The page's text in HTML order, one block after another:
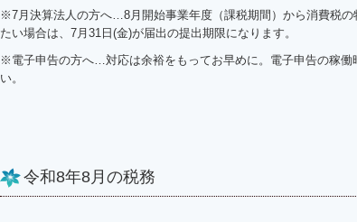
※7月決算法人の方へ…8月開始事業年度（課税期間）から消費税
たい場合は、7月31日(金)が届出の提出期限になります。
※電子申告の方へ…対応は余裕をもってお早めに。電子申告の稼働
い。
令和8年8月の税務